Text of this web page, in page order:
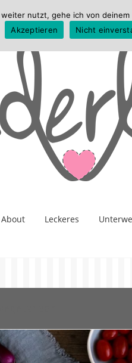
About Leckeres
nutzt, gehe ich von
Akzeptieren
Nicht